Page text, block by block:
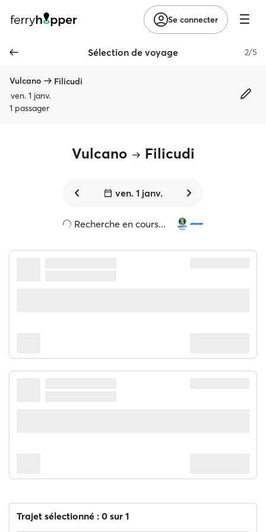
Se connecter
Sélection de voyage 2/5
Vulcano
Filicudi
ven. 1 janv.
1 passager
Vulcano Filicudi
ven. 1 janv.
Recherche en cours...
Trajet sélectionné : 0 sur 1